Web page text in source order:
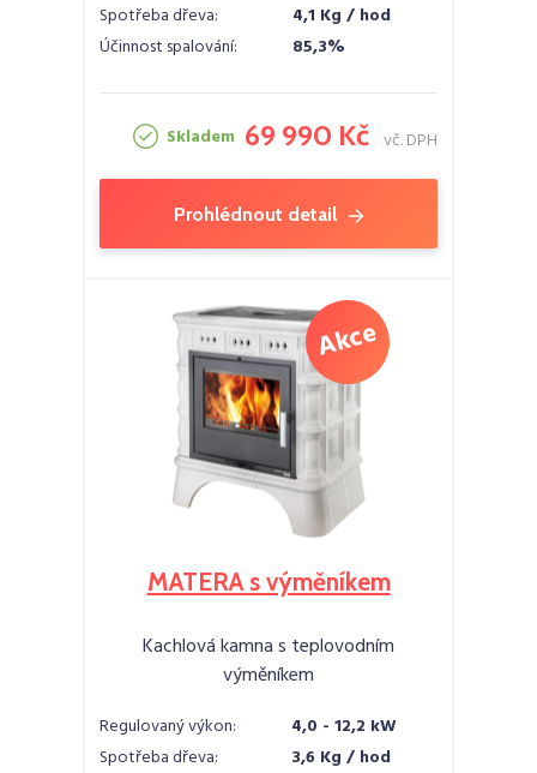
Spotřeba dřeva:
4,1 Kg / hod
Účinnost spalování:
85,3%
Skladem 69 990 Kč vč. DPH
Prohlédnout detail
MATERA s výměníkem
Kachlová kamna s teplovodním
výměníkem
Regulovaný výkon:
4,0 - 12,2 kW
Spotřeba dřeva:
3,6 Kg / hod